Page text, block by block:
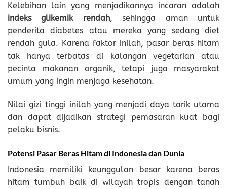
Kelebihan lain yang menjadikannya incaran adalah
indeks glikemik rendah, sehingga aman untuk
penderita diabetes atau mereka yang sedang diet
rendah gula. Karena faktor inilah, pasar beras hitam
tak hanya terbatas di kalangan vegetarian atau
pecinta makanan organik, tetapi juga masyarakat
umum yang ingin menjaga kesehatan.
Nilai gizi tinggi inilah yang menjadi daya tarik utama
dan dapat dijadikan strategi pemasaran kuat bagi
pelaku bisnis.
Potensi Pasar Beras Hitam di Indonesia dan Dunia
Indonesia memiliki keunggulan besar karena beras
hitam tumbuh baik di wilayah tropis dengan tanah